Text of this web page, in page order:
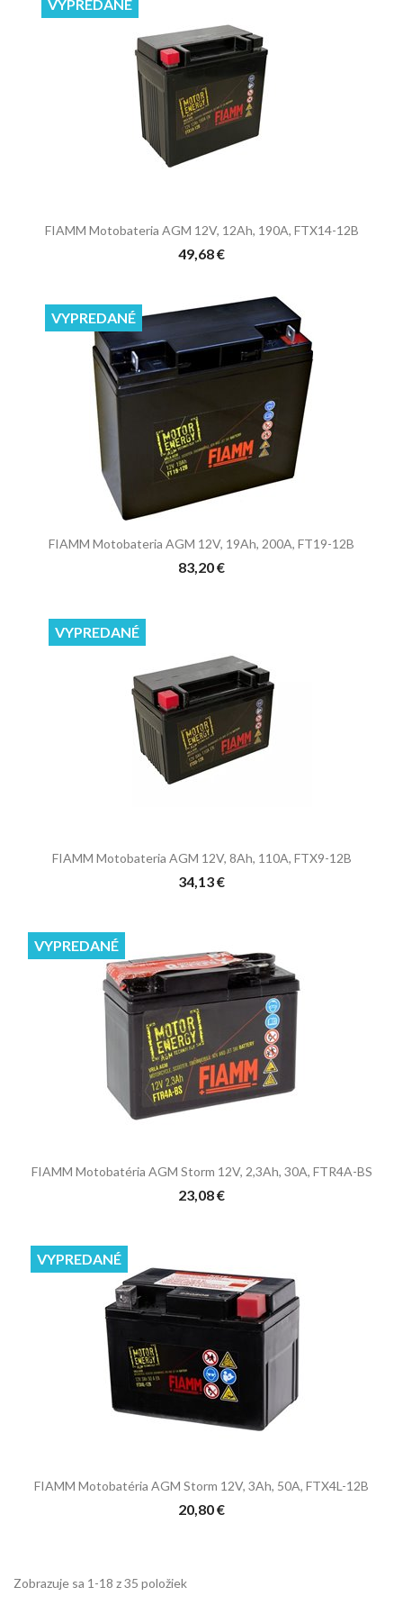
FIAMM Motobateria AGM 12V, 12Ah, 190A, FTX14-12B
49,68 €
VYPREDANÉ
FIAMM Motobateria AGM 12V, 19Ah, 200A, FT19-12B
83,20 €
VYPREDANÉ
FIAMM Motobateria AGM 12V, 8Ah, 110A, FTX9-12B
34,13 €
VYPREDANÉ
FIAMM Motobatéria AGM Storm 12V, 2,3Ah, 30A, FTR4A-BS
23,08 €
VYPREDANÉ
FIAMM Motobatéria AGM Storm 12V, 3Ah, 50A, FTX4L-12B
20,80 €
VYPREDANÉ
Zobrazuje sa 1-18 z 35 položiek